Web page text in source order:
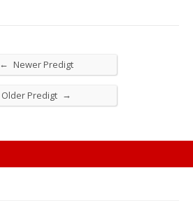
← Newer Predigt
Older Predigt →